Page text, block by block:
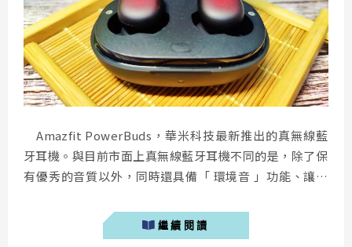
Amazfit PowerBuds，華米科技最新推出的真無線藍
牙耳機。與目前市面上真無線藍牙耳機不同的是，除了保
有優秀的音質以外，同時還具備「 環境音 」功能、讓運
APP，搭配「 心律偵測 」的功能，達到運動監測的最佳
化。 Amazfit PowerBuds開箱 今天筆者要介紹的品...
繼續閱讀